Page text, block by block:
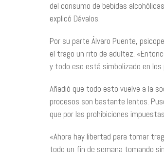
del consumo de bebidas
explicó Dávalos.
Por su parte Álvaro Puente,
el trago un rito de adultez.
y todo eso está simbolizado en
Añadió que todo esto vuelve a la
procesos son bastante lentos.
que por las prohibiciones
«Ahora hay libertad para tomar
todo un fin de semana tomando